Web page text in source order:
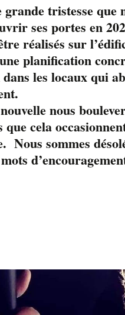
grande tristesse
ses portes
réalisés sur
planification
les locaux qui
le
nous
que cela
Nous sommes